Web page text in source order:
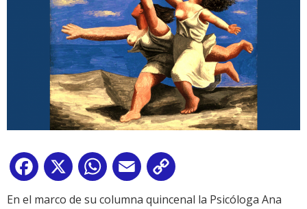
Facebook
X WhatsApp
Email
Link
En el marco de su columna quincenal la Psicóloga Ana